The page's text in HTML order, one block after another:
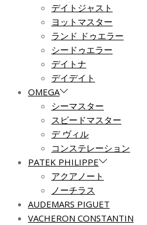
デイトジャスト
ヨットマスター
ランド ドゥエラー
シードゥエラー
デイトナ
デイデイト
OMEGA
シーマスター
スピードマスター
デ ヴィル
コンステレーション
PATEK PHILIPPE
アクアノート
ノーチラス
AUDEMARS PIGUET
VACHERON CONSTANTIN